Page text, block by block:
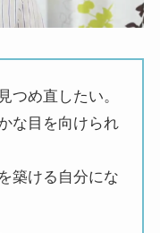
つめ直したい。
な目を向けられ
築ける自分にな